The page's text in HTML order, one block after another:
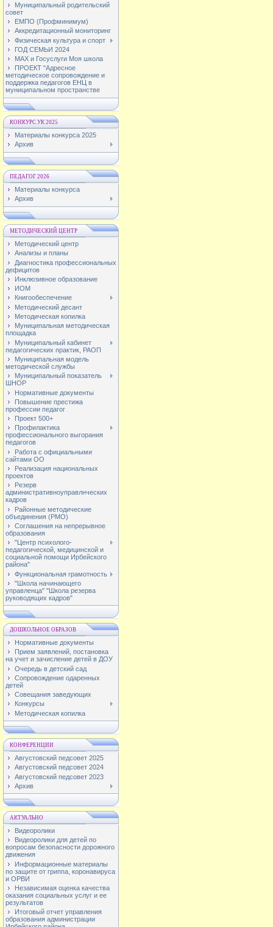
Муниципальный родительский
совет
ЕМПО (Профминимум)
Аккредитационный мониторинг
Физическая культура и спорт
ГОД СЕМЬИ 2024
МАХ и Госуслуги Моя школа
ПРОЕКТ "Адресное
методическое сопровождение и
поддержка педагогов ЕНЦ в
муниципальном пространстве
КОНКУРС УК 2025
Материалы конкурса 2025
Архив
ПЕДАГОГ 2026
Материалы конкурса
Архив
МЕТОДИЧЕСКИЙ ЦЕНТР
Методический центр
Анализы и планы
Диагностика профессиональных
дефицитов
Инклюзивное образование
ИОМ
Книгообеспечение
Методический десант
Методическая копилка
Муниципальная методическая
площадка
Муниципальный кабинет
педагогических практик, РАОП
Муниципальная модель
методической службы
Муниципальный показатель
ШНОР
Нормативные документы
Повышение престижа
профессии педагог
Проект 500+
Профилактика
профессионального выгорания
педагогов
Работа с официальными
сайтами ОО
Реализация национальных
проектов
Резерв
административноуправлнческих
кадров
Районные методические
объединения (РМО)
Соглашения на непрерывное
образования
"Центр психолого-
педагогической, медицинской и
социальной помощи Ирбейского
района"
Функциональная грамотность
"Школа начинающего
управленца" "Школа резерва
руководящих кадров"
ДОШКОЛЬНОЕ ОБРАЗОВ
Нормативные документы
Прием заявлений, постановка
на учет и зачисление детей в ДОУ
Очередь в детский сад
Сопровождение одаренных
детей
Совещания заведующих
Конкурсы
Методическая копилка
КОНФЕРЕНЦИИ
Августовский педсовет 2025
Августовский педсовет 2024
Августовский педсовет 2023
Архив
АКТУАЛЬНО
Видеоролики
Видеоролики для детей по
вопросам безопасности дорожного
движения
Информационные материалы
по защите от гриппа, коронавируса
и ОРВИ
Независимая оценка качества
оказания социальных услуг и ее
результатов
Итоговый отчет управления
образования администрации